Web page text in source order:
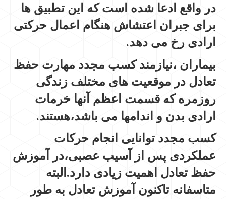
در واقع ادعا شده است که این تطبیق ها
برای جبران اعتشاش هنگام اعمال حرکتی
ارادی رخ می دهد.
بیماران ،نیازمند کسب مجدد مهارت حفظ
تعادل در موقعیت های مختلف زندگی
روزمره که قسمت اعظم آنها خرمات
ارادی بدن و اندامها می باشد،هستند.
کسب مجدد توانایی انجام حرکات
عملکردی پس از آسیب عصبی،در آموزش
حفظ تعادل اهمیت زیادی دارد.البته
متاسفانه تاکنون آموزش تعادل به طور